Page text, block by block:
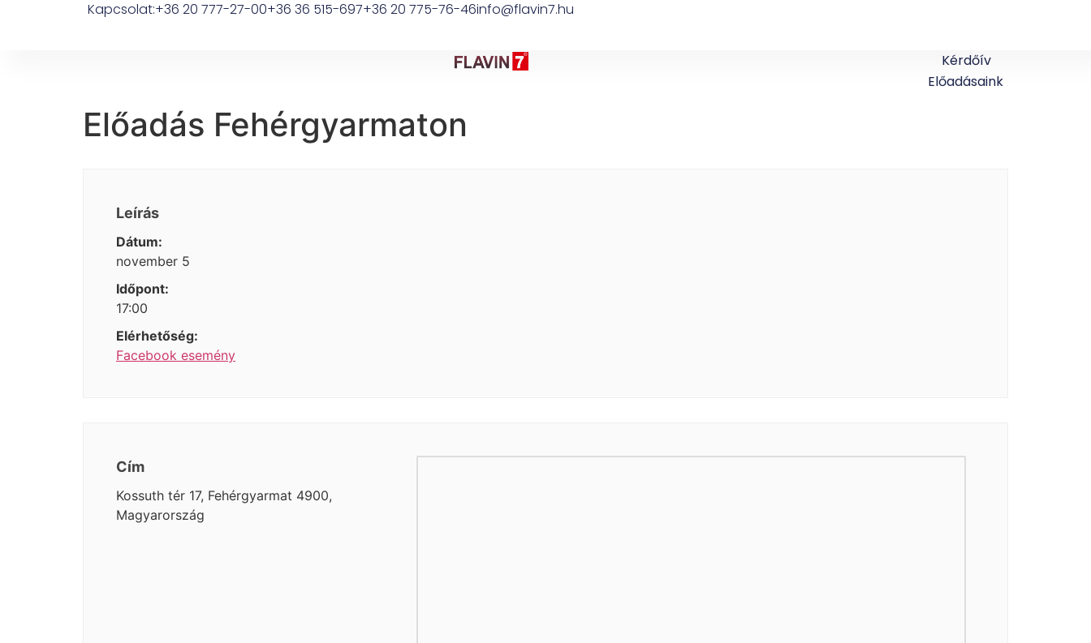
Kapcsolat:+36 20 777-27-00+36 36 515-697+36 20 775-76-46info@flavin7.hu
Kérdőív
Előadásaink
Előadás Fehérgyarmaton
Leírás
Dátum:
november 5
Időpont:
17:00
Elérhetőség:
Facebook esemény
Cím
Kossuth tér 17, Fehérgyarmat 4900,
Magyarország